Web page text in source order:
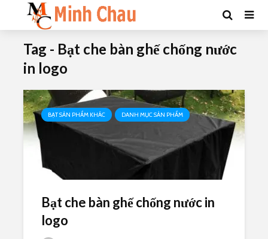
Tag - Bạt che bàn ghế chống nước
in logo
BẠT SẢN PHẨM KHÁC DANH MỤC SẢN PHẨM
Bạt che bàn ghế chống nước in
logo